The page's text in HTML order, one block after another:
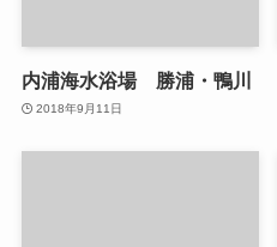
内浦海水浴場 勝浦・鴨川
2018年9月11日